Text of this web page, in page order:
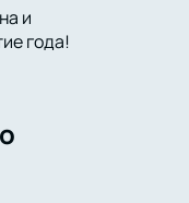
и
года!